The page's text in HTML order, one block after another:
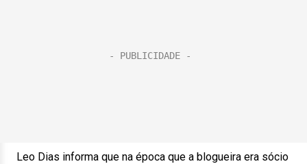
Leo Dias informa que na época que a blogueira era sócio